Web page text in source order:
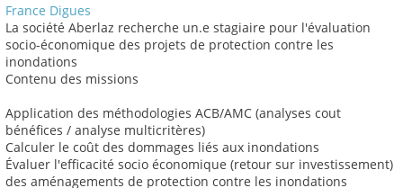
France Digues
La société Aberlaz recherche un.e stagiaire pour l'évaluation
socio-économique des projets de protection contre les
inondations
Contenu des missions
Application des méthodologies ACB/AMC (analyses cout
bénéfices / analyse multicritères)
Calculer le coût des dommages liés aux inondations
Évaluer l'efficacité socio économique (retour sur investissement)
des aménagements de protection contre les inondations